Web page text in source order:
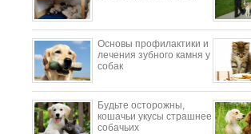
Основы профилактики и
лечения зубного камня у
собак
Будьте осторожны,
кошачьи укусы страшнее
собачьих